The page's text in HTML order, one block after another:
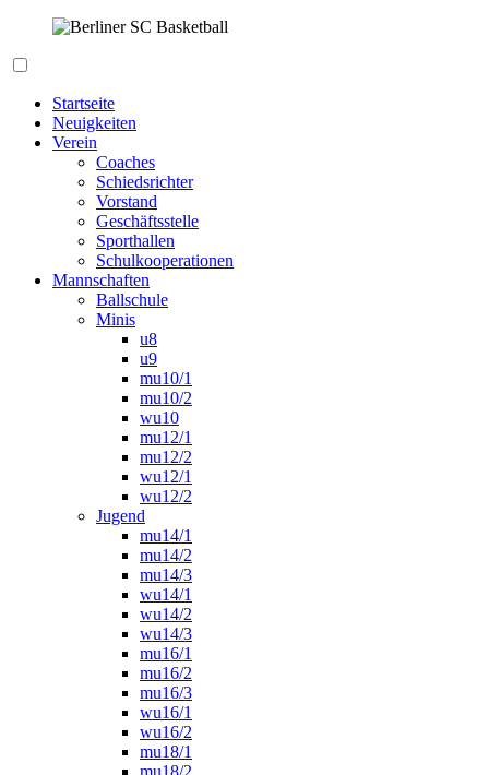
springen
Startseite
Neuigkeiten
Verein
Coaches
Schiedsrichter
Vorstand
Geschäftsstelle
Sporthallen
Schulkooperationen
Mannschaften
Ballschule
Minis
u8
u9
mu10/1
mu10/2
wu10
mu12/1
mu12/2
wu12/1
wu12/2
Jugend
mu14/1
mu14/2
mu14/3
wu14/1
wu14/2
wu14/3
mu16/1
mu16/2
mu16/3
wu16/1
wu16/2
mu18/1
mu18/2